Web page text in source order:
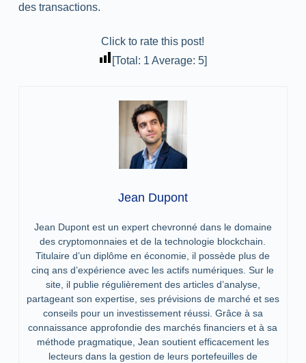
des transactions.
Click to rate this post!
[Total: 1 Average:5]
Jean Dupont
Jean Dupont est un expert chevronné dans le domaine
des cryptomonnaies et de la technologie blockchain.
Titulaire d’un diplôme en économie, il possède plus de
cinq ans d’expérience avec les actifs numériques. Sur le
site, il publie régulièrement des articles d’analyse,
partageant son expertise, ses prévisions de marché et ses
conseils pour un investissement réussi. Grâce à sa
connaissance approfondie des marchés financiers et à sa
méthode pragmatique, Jean soutient efficacement les
lecteurs dans la gestion de leurs portefeuilles de